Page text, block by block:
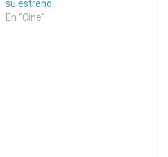
su estreno.
En "Cine"